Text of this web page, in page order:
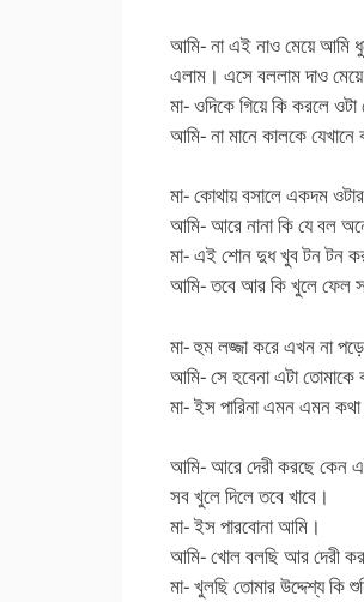
আমি- না এই নাও মেয়ে আমি
এলাম। এসে বললাম দাও
মা- ওদিকে গিয়ে কি করলে
আমি- না মানে কালকে
মা- কোথায় বসালে একদম
আমি- আরে নানা কি যে বল
মা- এই শোন দুধ খুব টন টন
আমি- তবে আর কি খুলে ফেল
মা- হুম লজ্জা করে এখন না
আমি- সে হবেনা এটা
মা- ইস পারিনা এমন এমন কথা
আমি- আরে দেরী করছে কেন
সব খুলে দিলে তবে খাবে।
মা- ইস পারবোনা আমি।
আমি- খোল বলছি আর দেরী
মা- খুলছি তোমার উদ্দেশ্য কি